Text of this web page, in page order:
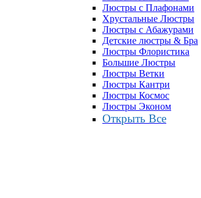
Люстры с Плафонами
Хрустальные Люстры
Люстры с Абажурами
Детские люстры & Бра
Люстры Флористика
Большие Люстры
Люстры Ветки
Люстры Кантри
Люстры Космос
Люстры Эконом
Открыть Все